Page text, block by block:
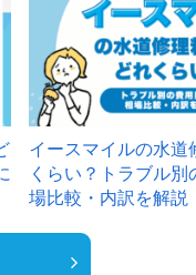
イースマイルの水道
くらい？トラブル別
場比較・内訳を解説